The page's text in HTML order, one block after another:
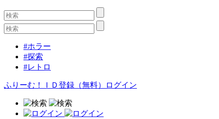
#ホラー
#探索
#レトロ
ふりーむ！ＩＤ登録（無料） ログイン